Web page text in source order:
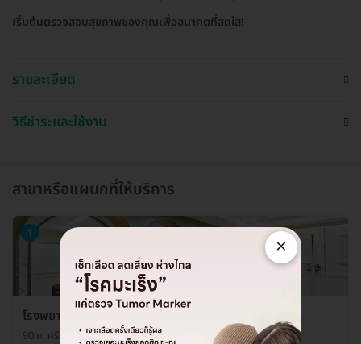
เริ่มต้นตรวจสอบสุขภาพของคุณเพื่ออนาคตที่สดใส!
รายละเอียด
วิธีชำระและใช้งาน
สาขาหรือแผนกที่ให้บริการ
1
โรงพยาบาลพญาไท ศรีราชา ศูนย์ตรวจสุขภาพ
90 ถ. ศรีราชานคร 3 ต. ศรีราชา อ. ศรีราชา จ. ชลบุรี 20110
×